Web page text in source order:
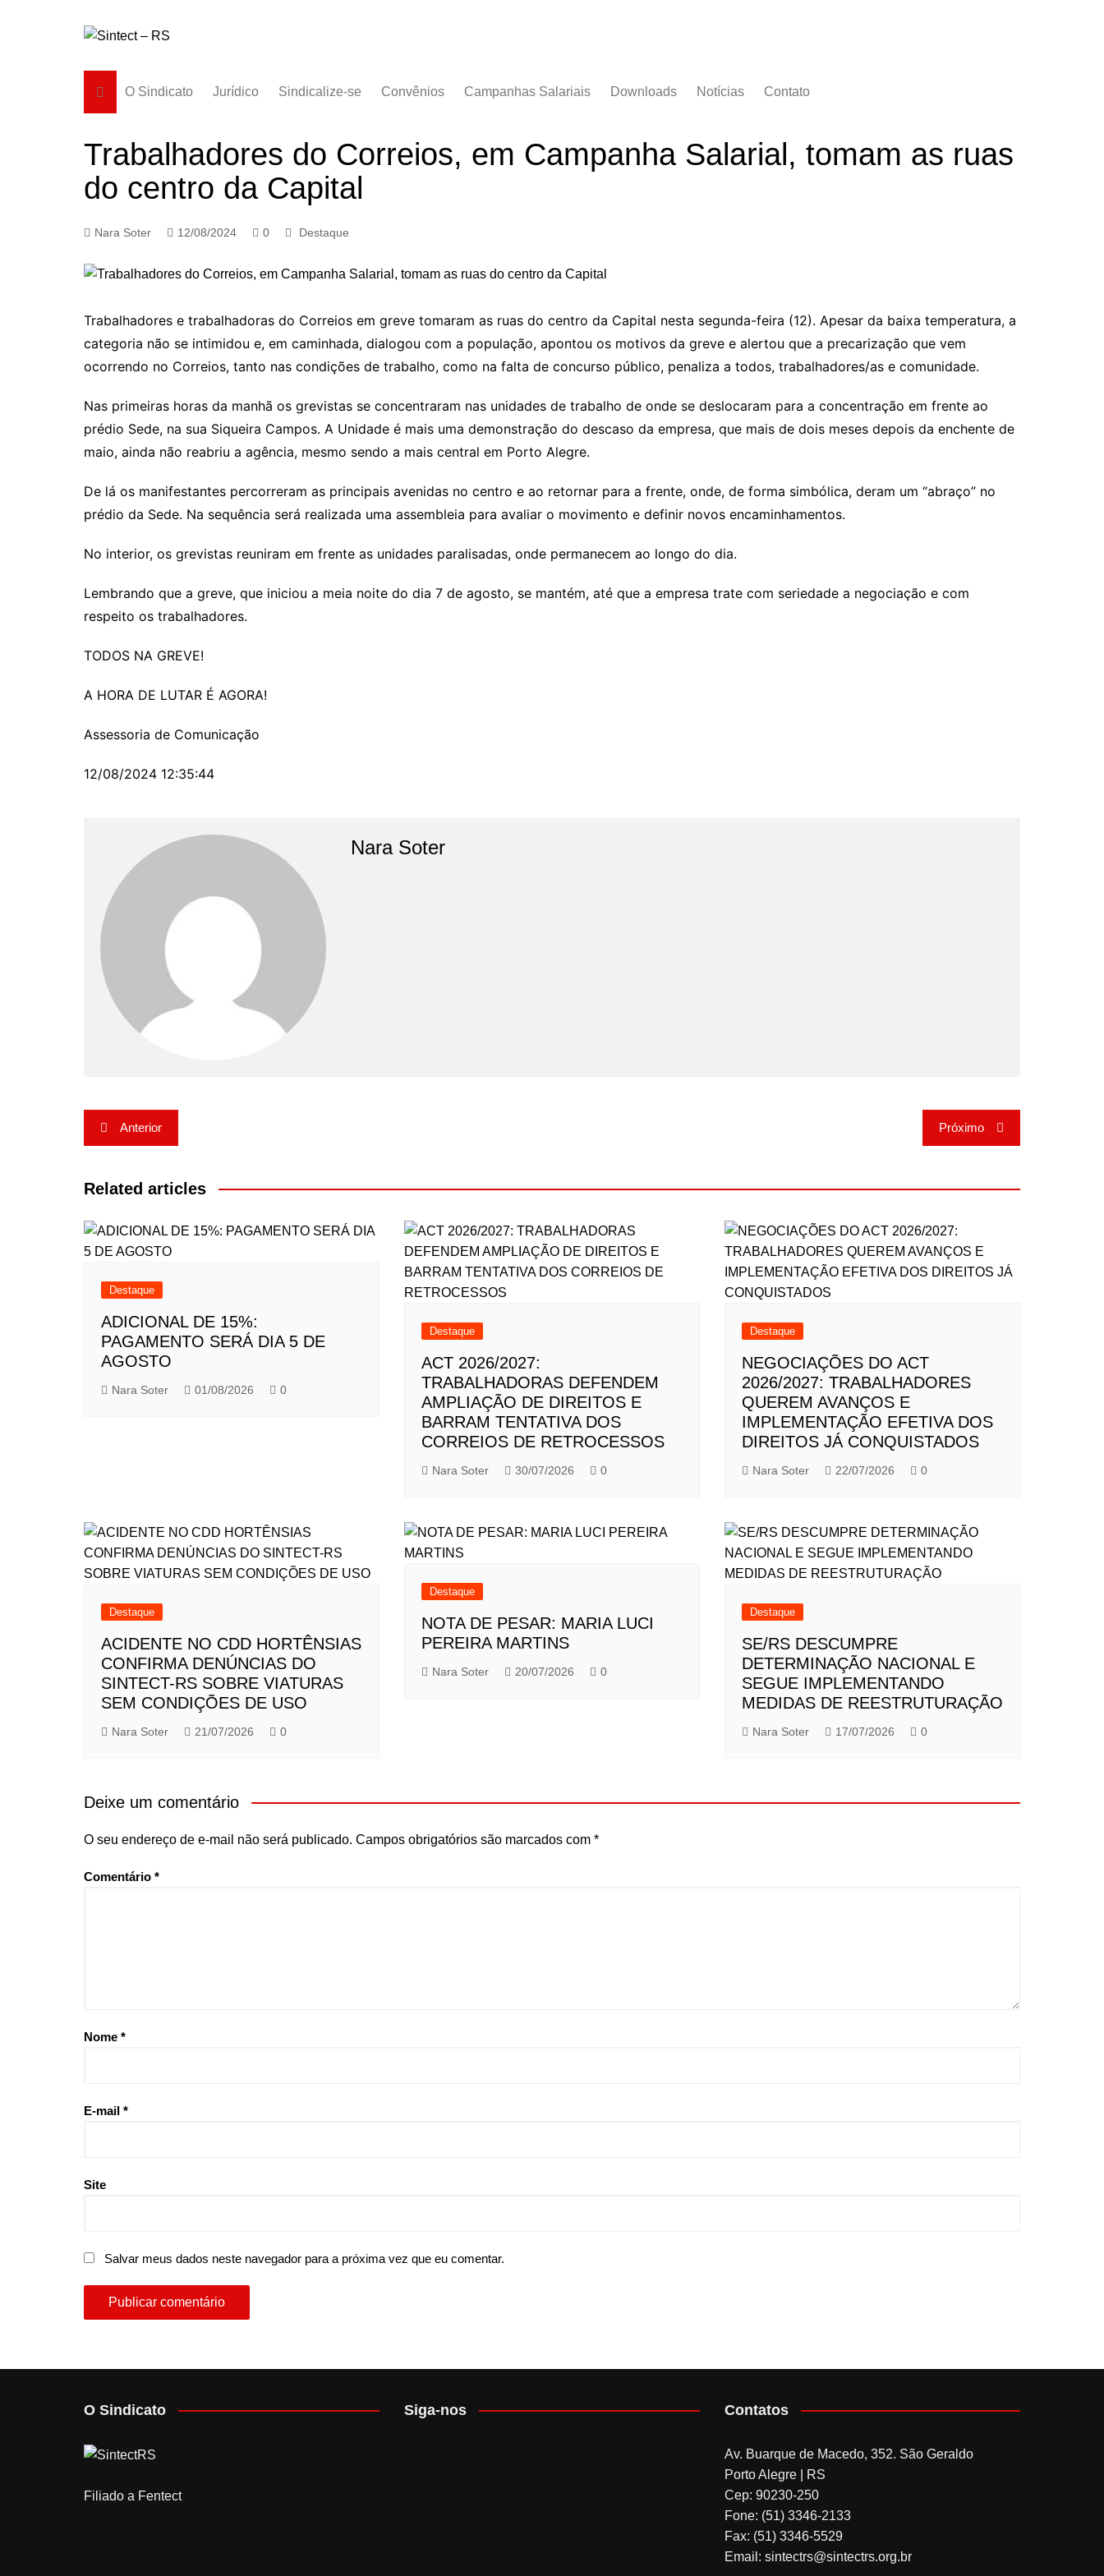
O Sindicato
História
Estatuto
Jurídico Sindicalize-se Convênios Campanhas Salariais
Campanha Salarial
Downloads
Acordos Coletivos
Notícias Contato
Trabalhadores do Correios, em Campanha Salarial, tomam as ruas
do centro da Capital
Nara Soter 12/08/2024 0 Destaque
Trabalhadores e trabalhadoras do Correios em greve tomaram as ruas do centro da Capital nesta segunda-feira (12). Apesar da baixa temperatura, a
categoria não se intimidou e, em caminhada, dialogou com a população, apontou os motivos da greve e alertou que a precarização que vem
ocorrendo no Correios, tanto nas condições de trabalho, como na falta de concurso público, penaliza a todos, trabalhadores/as e comunidade.
Nas primeiras horas da manhã os grevistas se concentraram nas unidades de trabalho de onde se deslocaram para a concentração em frente ao
prédio Sede, na sua Siqueira Campos. A Unidade é mais uma demonstração do descaso da empresa, que mais de dois meses depois da enchente de
maio, ainda não reabriu a agência, mesmo sendo a mais central em Porto Alegre.
De lá os manifestantes percorreram as principais avenidas no centro e ao retornar para a frente, onde, de forma simbólica, deram um “abraço” no
prédio da Sede. Na sequência será realizada uma assembleia para avaliar o movimento e definir novos encaminhamentos.
No interior, os grevistas reuniram em frente as unidades paralisadas, onde permanecem ao longo do dia.
Lembrando que a greve, que iniciou a meia noite do dia 7 de agosto, se mantém, até que a empresa trate com seriedade a negociação e com
respeito os trabalhadores.
TODOS NA GREVE!
A HORA DE LUTAR É AGORA!
Assessoria de Comunicação
12/08/2024 12:35:44
Nara Soter
Navegação
de
Post
Anterior Próximo
Related articles
Destaque
ADICIONAL DE 15%:
PAGAMENTO SERÁ DIA 5 DE
AGOSTO
Nara Soter 01/08/2026 0
Destaque
ACT 2026/2027:
TRABALHADORAS DEFENDEM
AMPLIAÇÃO DE DIREITOS E
BARRAM TENTATIVA DOS
CORREIOS DE RETROCESSOS
Nara Soter 30/07/2026 0
Destaque
NEGOCIAÇÕES DO ACT
2026/2027: TRABALHADORES
QUEREM AVANÇOS E
IMPLEMENTAÇÃO EFETIVA DOS
DIREITOS JÁ CONQUISTADOS
Nara Soter 22/07/2026 0
Destaque
ACIDENTE NO CDD HORTÊNSIAS
CONFIRMA DENÚNCIAS DO
SINTECT-RS SOBRE VIATURAS
SEM CONDIÇÕES DE USO
Nara Soter 21/07/2026 0
Destaque
NOTA DE PESAR: MARIA LUCI
PEREIRA MARTINS
Nara Soter 20/07/2026 0
Destaque
SE/RS DESCUMPRE
DETERMINAÇÃO NACIONAL E
SEGUE IMPLEMENTANDO
MEDIDAS DE REESTRUTURAÇÃO
Nara Soter 17/07/2026 0
Deixe um comentário
O seu endereço de e-mail não será publicado. Campos obrigatórios são marcados com *
Comentário *
Nome *
E-mail *
Site
Salvar meus dados neste navegador para a próxima vez que eu comentar.
O Sindicato
Filiado a Fentect
Siga-nos Contatos
Av. Buarque de Macedo, 352. São Geraldo
Porto Alegre | RS
Cep: 90230-250
Fone: (51) 3346-2133
Fax: (51) 3346-5529
Email: sintectrs@sintectrs.org.br